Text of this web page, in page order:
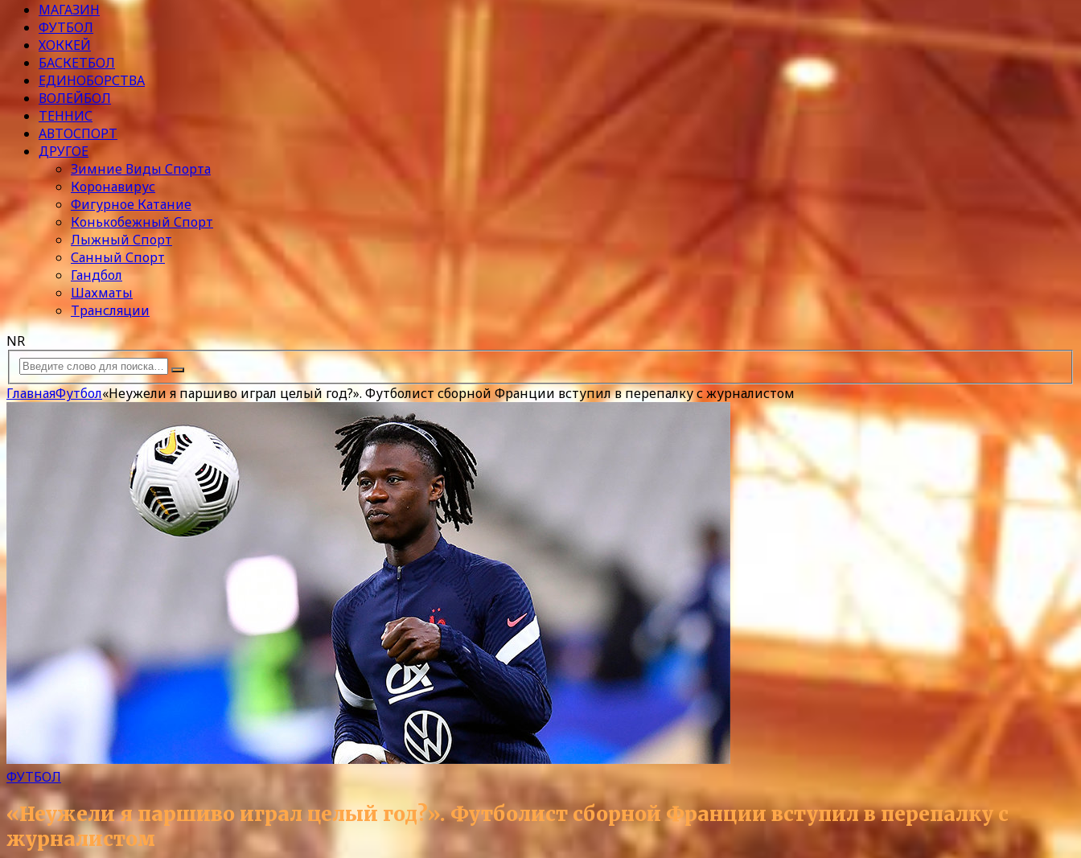
МАГАЗИН
ФУТБОЛ
ХОККЕЙ
БАСКЕТБОЛ
ЕДИНОБОРСТВА
ВОЛЕЙБОЛ
ТЕННИС
АВТОСПОРТ
ДРУГОЕ
Зимние Виды Спорта
Коронавирус
Фигурное Катание
Конькобежный Спорт
Лыжный Спорт
Санный Спорт
Гандбол
Шахматы
Трансляции
NR
ГлавнаяФутбол«Неужели я паршиво играл целый год?». Футболист сборной Франции вступил в перепалку с журналистом
ФУТБОЛ
«Неужели я паршиво играл целый год?». Футболист сборной Франции вступил в перепалку с
журналистом